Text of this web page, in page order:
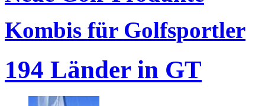
Kombis für Golfsportler
194 Länder in GT